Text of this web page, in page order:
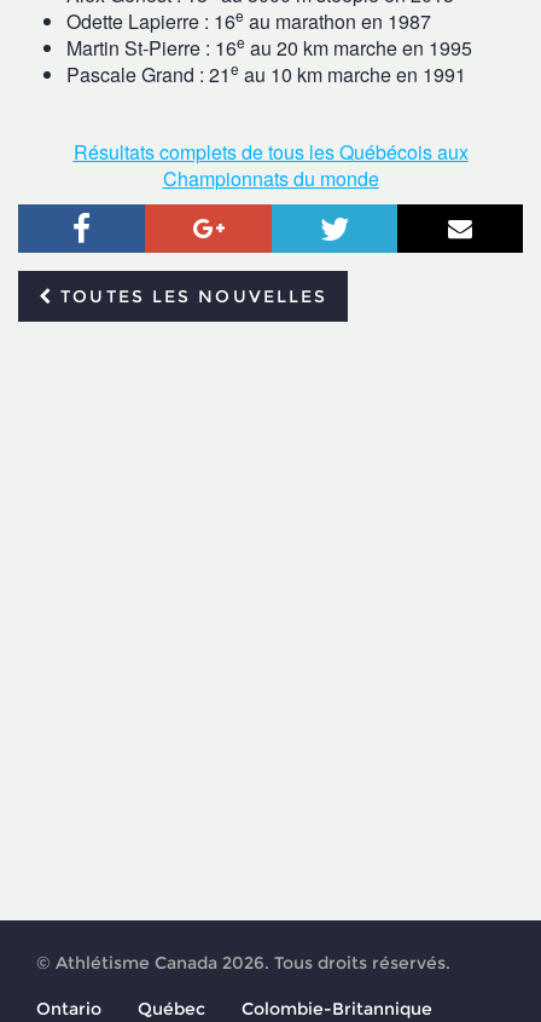
Odette Lapierre : 16e au marathon en 1987
Martin St-Pierre : 16e au 20 km marche en 1995
Pascale Grand : 21e au 10 km marche en 1991
Résultats complets de tous les Québécois aux
Championnats du monde
Facebook Google+ Twitter
TOUTES LES NOUVELLES
© Athlétisme Canada 2026. Tous droits réservés.
Ontario Québec Colombie-Britannique